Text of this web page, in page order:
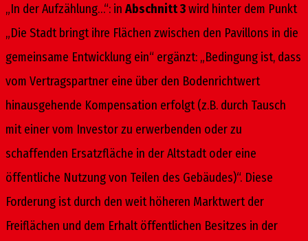
„In der Aufzählung…“: in Abschnitt 3wird hinter dem Punkt
„Die Stadt bringt ihre Flächen zwischen den Pavillons in die
gemeinsame Entwicklung ein“ ergänzt: „Bedingung ist, dass
vom Vertragspartner eine über den Bodenrichtwert
hinausgehende Kompensation erfolgt (z.B. durch Tausch
mit einer vom Investor zu erwerbenden oder zu
schaffenden Ersatzfläche in der Altstadt oder eine
öffentliche Nutzung von Teilen des Gebäudes)“. Diese
Forderung ist durch den weit höheren Marktwert der
Freiflächen und dem Erhalt öffentlichen Besitzes in der